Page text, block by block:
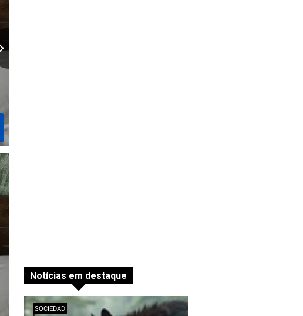
Notícias em destaque
SOCIEDAD